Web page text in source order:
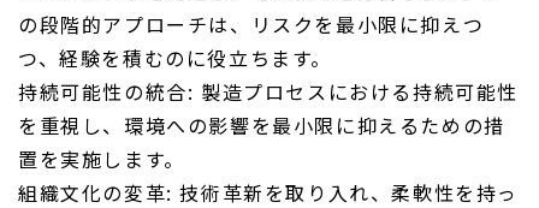
の段階的アプローチは、リスクを最小限に抑えつ
つ、経験を積むのに役立ちます。
持続可能性の統合: 製造プロセスにおける持続可能性
を重視し、環境への影響を最小限に抑えるための措
置を実施します。
組織文化の変革: 技術革新を取り入れ、柔軟性を持っ